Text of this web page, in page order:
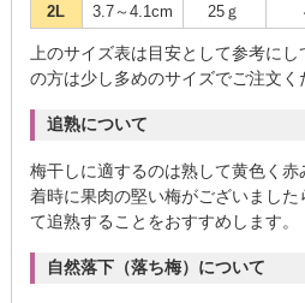
2L
3.7～4.1cm 25ｇ
上のサイズ表は目安として参考に
の方は少し多めのサイズでご注文く
追熟について
梅干しに適するのは熟して黄色く赤
着時に果肉の堅い梅がございまし
て追熟することをおすすめします。
自然落下（落ち梅）について